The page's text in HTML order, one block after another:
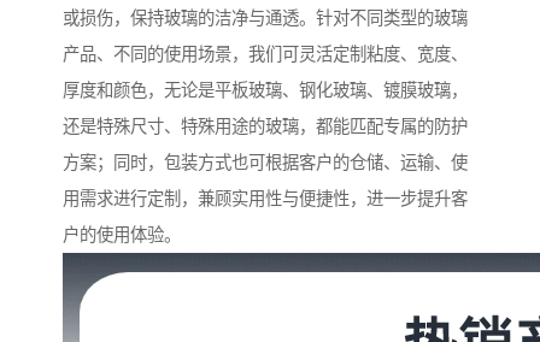
或损伤，保持玻璃的洁净与通透。针对不同类型的玻璃
产品、不同的使用场景，我们可灵活定制粘度、宽度、
厚度和颜色，无论是平板玻璃、钢化玻璃、镀膜玻璃，
还是特殊尺寸、特殊用途的玻璃，都能匹配专属的防护
方案；同时，包装方式也可根据客户的仓储、运输、使
用需求进行定制，兼顾实用性与便捷性，进一步提升客
户的使用体验。